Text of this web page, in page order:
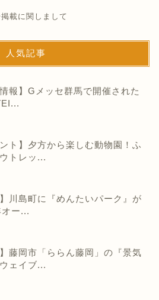
載に関しまして
人気記事
情報】Gメッセ群馬で開催された
ント】夕方から楽しむ動物園！ふ
トレッ...
】川島町に『めんたいパーク』が
ー...
】藤岡市「ららん藤岡」の『景気
ェイブ...